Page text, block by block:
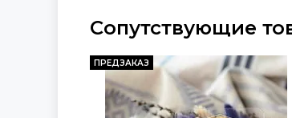
Сопутствующие
ПРЕДЗАКАЗ